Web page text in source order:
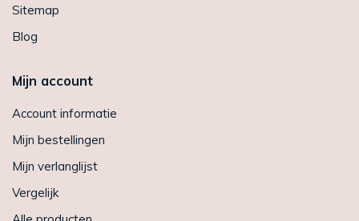
Sitemap
Blog
Mijn account
Account informatie
Mijn bestellingen
Mijn verlanglijst
Vergelijk